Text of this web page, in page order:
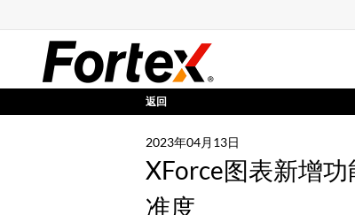
返回
2023年04月13日
XForce图表新增功
准度